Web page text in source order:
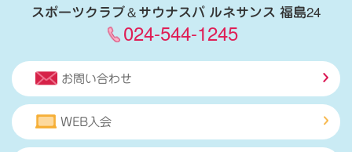
スポーツクラブ＆サウナスパ ルネサンス 福島24
024-544-1245
お問い合わせ
WEB入会